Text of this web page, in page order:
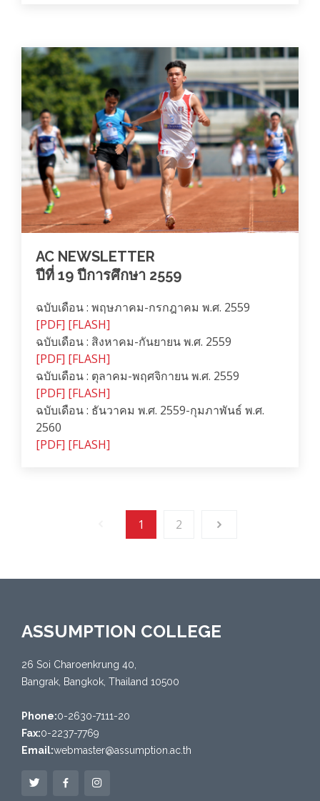
AC NEWSLETTER
ปีที่ 19 ปีการศึกษา 2559
ฉบับเดือน : พฤษภาคม-กรกฎาคม พ.ศ. 2559
[PDF] [FLASH]
ฉบับเดือน : สิงหาคม-กันยายน พ.ศ. 2559
[PDF] [FLASH]
ฉบับเดือน : ตุลาคม-พฤศจิกายน พ.ศ. 2559
[PDF] [FLASH]
ฉบับเดือน : ธันวาคม พ.ศ. 2559-กุมภาพันธ์ พ.ศ.
2560
[PDF] [FLASH]
1 2
ASSUMPTION COLLEGE
26 Soi Charoenkrung 40,
Bangrak, Bangkok, Thailand 10500
Phone:0-2630-7111-20
Fax:0-2237-7769
Email:webmaster@assumption.ac.th